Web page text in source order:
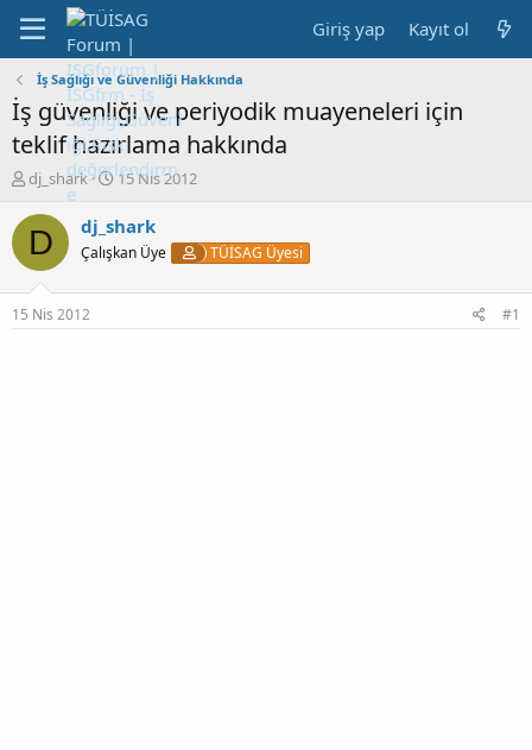
Giriş yap Kayıt ol
İş Sağlığı ve Güvenliği Hakkında
İş güvenliği ve periyodik muayeneleri için
teklif hazırlama hakkında
K
n
b
u
u
b
dj_shark
B
ş
a
15 Nis 2012
D dj_shark
Çalışkan Üye TÜİSAG Üyesi
15 Nis 2012 #1